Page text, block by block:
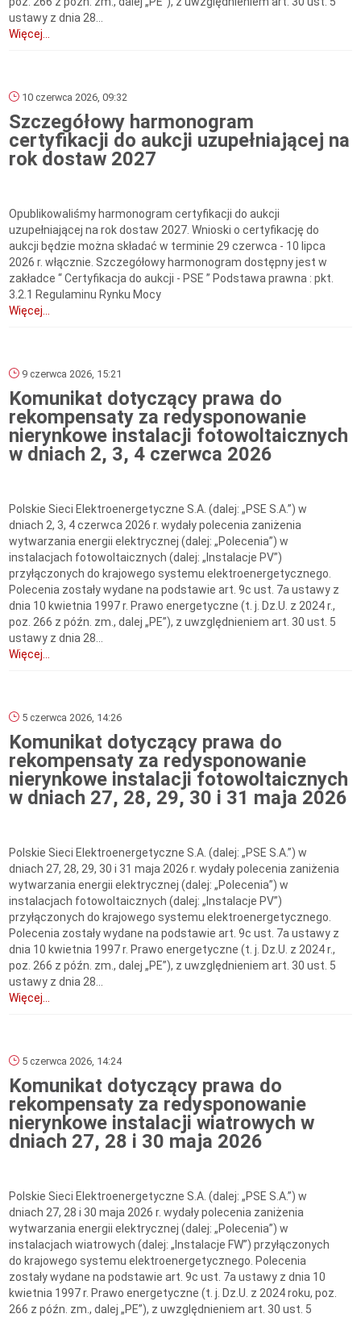
ustawy z dnia 28...
Więcej...
10 czerwca 2026, 09:32
Szczegółowy harmonogram
certyfikacji do aukcji uzupełniającej na
rok dostaw 2027
Opublikowaliśmy harmonogram certyfikacji do aukcji
uzupełniającej na rok dostaw 2027. Wnioski o certyfikację do
aukcji będzie można składać w terminie 29 czerwca - 10 lipca
2026 r. włącznie. Szczegółowy harmonogram dostępny jest w
zakładce “ Certyfikacja do aukcji - PSE ” Podstawa prawna : pkt.
3.2.1 Regulaminu Rynku Mocy
Więcej...
9 czerwca 2026, 15:21
Komunikat dotyczący prawa do
rekompensaty za redysponowanie
nierynkowe instalacji fotowoltaicznych
w dniach 2, 3, 4 czerwca 2026
Polskie Sieci Elektroenergetyczne S.A. (dalej: „PSE S.A.”) w
dniach 2, 3, 4 czerwca 2026 r. wydały polecenia zaniżenia
wytwarzania energii elektrycznej (dalej: „Polecenia”) w
instalacjach fotowoltaicznych (dalej: „Instalacje PV”)
przyłączonych do krajowego systemu elektroenergetycznego.
Polecenia zostały wydane na podstawie art. 9c ust. 7a ustawy z
dnia 10 kwietnia 1997 r. Prawo energetyczne (t. j. Dz.U. z 2024 r.,
poz. 266 z późn. zm., dalej „PE”), z uwzględnieniem art. 30 ust. 5
ustawy z dnia 28...
Więcej...
5 czerwca 2026, 14:26
Komunikat dotyczący prawa do
rekompensaty za redysponowanie
nierynkowe instalacji fotowoltaicznych
w dniach 27, 28, 29, 30 i 31 maja 2026
Polskie Sieci Elektroenergetyczne S.A. (dalej: „PSE S.A.”) w
dniach 27, 28, 29, 30 i 31 maja 2026 r. wydały polecenia zaniżenia
wytwarzania energii elektrycznej (dalej: „Polecenia”) w
instalacjach fotowoltaicznych (dalej: „Instalacje PV”)
przyłączonych do krajowego systemu elektroenergetycznego.
Polecenia zostały wydane na podstawie art. 9c ust. 7a ustawy z
dnia 10 kwietnia 1997 r. Prawo energetyczne (t. j. Dz.U. z 2024 r.,
poz. 266 z późn. zm., dalej „PE”), z uwzględnieniem art. 30 ust. 5
ustawy z dnia 28...
Więcej...
5 czerwca 2026, 14:24
Komunikat dotyczący prawa do
rekompensaty za redysponowanie
nierynkowe instalacji wiatrowych w
dniach 27, 28 i 30 maja 2026
Polskie Sieci Elektroenergetyczne S.A. (dalej: „PSE S.A.”) w
dniach 27, 28 i 30 maja 2026 r. wydały polecenia zaniżenia
wytwarzania energii elektrycznej (dalej: „Polecenia”) w
instalacjach wiatrowych (dalej: „Instalacje FW”) przyłączonych
do krajowego systemu elektroenergetycznego. Polecenia
zostały wydane na podstawie art. 9c ust. 7a ustawy z dnia 10
kwietnia 1997 r. Prawo energetyczne (t. j. Dz.U. z 2024 roku, poz.
266 z późn. zm., dalej „PE”), z uwzględnieniem art. 30 ust. 5